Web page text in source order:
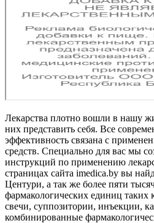
Лекарства плотно вошли в нашу
них представить себя. Все
эффективность связана с
средств. Специально для вас мы
инструкций по применению
страницах сайта imedica.by вы
Центури, а так же более пяти
фармакологических единиц таких
свечи, суппозитории, инъекции,
комбинированные